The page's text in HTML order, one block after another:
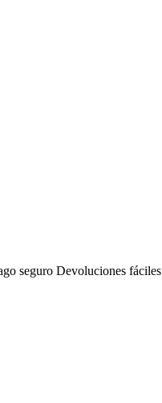
seguro Devoluciones fáciles